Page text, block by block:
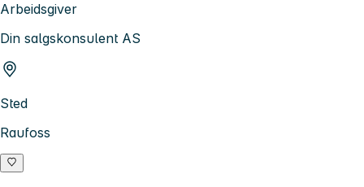
Arbeidsgiver
Din salgskonsulent AS
Sted
Raufoss